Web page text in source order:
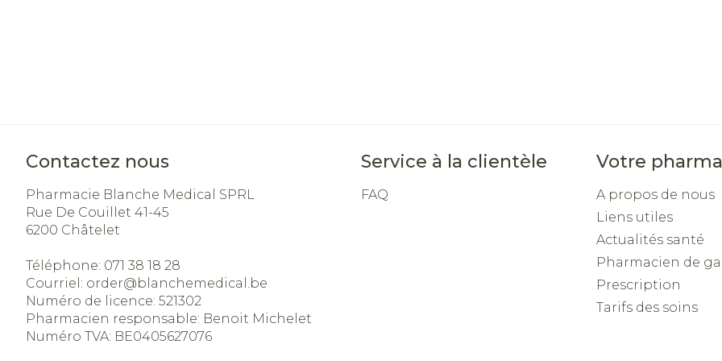
Contactez nous
Pharmacie Blanche Medical SPRL
Rue De Couillet 41-45
6200 Châtelet
Téléphone: 071 38 18 28
Courriel: order@blanchemedical.be
Numéro de licence: 521302
Pharmacien responsable: Benoit Michelet
Numéro TVA: BE0405627076
Service à la clientèle
FAQ
Votre
A propos de nous
Liens utiles
Actualités santé
Pharmacien de
Prescription
Tarifs des soins